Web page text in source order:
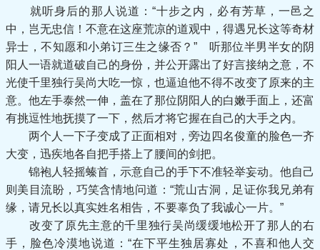
就听身后的那人说道：“十步之内，必有芳草，一邑之
中，岂无忠信！不意在这座荒凉的道观中，得遇兄长这等奇材
异士，不知愿和小弟订三生之缘否？” 听那位半男半女的阴
阳人一语就道破自己的身份，并公开露出了好言接纳之意，不
光使千里独行吴尚大吃一惊，也逼迫他不得不改变了原来的主
意。他左手泰然一伸，盖在了那位阴阳人的白嫩手面上，还富
有挑逗性地抚摸了一下，然后才将它握在自己的大手之内。
两个人一下子变成了正面相对，旁边四名俊童的脸色一齐
大变，迅疾地各自把手搭上了腰间的剑把。
锦袍人轻摇螓首，示意自己的手下不准轻举妄动。他自己
则美目流盼，巧笑含情地问道：“荒山古洞，足证你我兄弟有
缘，请兄长以真实姓名相告，不要辜负了我诚心一片。”
改变了原先主意的千里独行吴尚缓缓地松开了那人的右
手，脸色冷漠地说道：“在下平生独居寡处，不喜和他人交